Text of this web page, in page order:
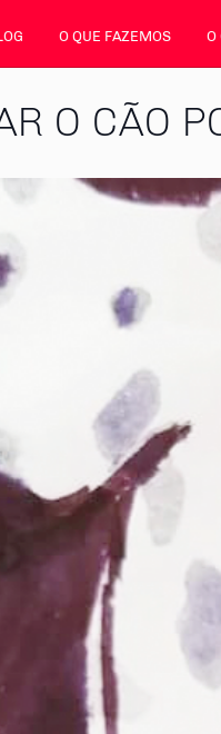
O QUE FAZEMOS O
O CÃO